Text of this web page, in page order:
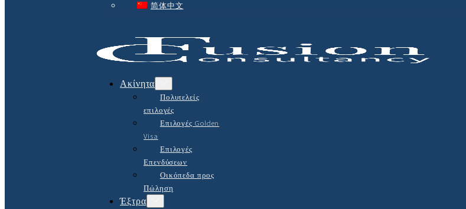
简体中文
Ακίνητα
Πολυτελείς
επιλογές
Επιλογές Golden
Visa
Επιλογές
Επενδύσεων
Οικόπεδα προς
Πώληση
Έξτρα